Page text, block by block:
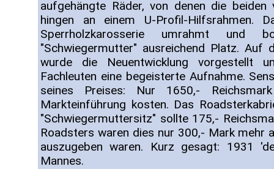
aufgehängte Räder, von denen die beiden
hingen an einem U-Profil-Hilfsrahmen.
Sperrholzkarosserie umrahmt und
"Schwiegermutter" ausreichend Platz. Auf
wurde die Neuentwicklung vorgestellt
Fachleuten eine begeisterte Aufnahme.
seines Preises: Nur 1650,-
Markteinführung kosten. Das
"Schwiegermuttersitz" sollte 175,-
Roadsters waren dies nur 300,- Mark
auszugeben waren. Kurz gesagt: 1931
Mannes.